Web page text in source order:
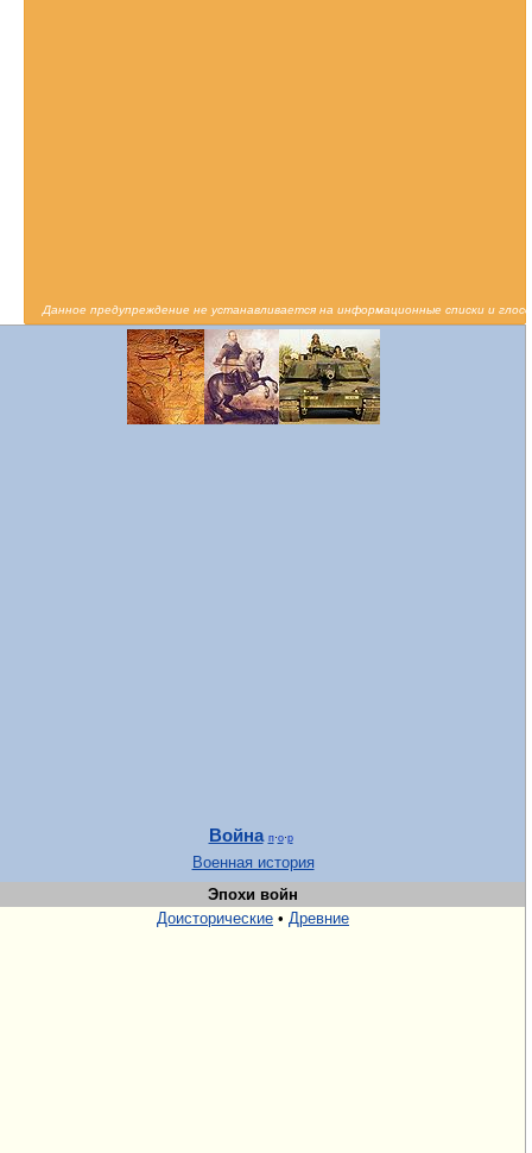
Данное предупреждение не устанавливается на информационные списки и
Война п·о·р
Военная история
Эпохи войн
Доисторические • Древние